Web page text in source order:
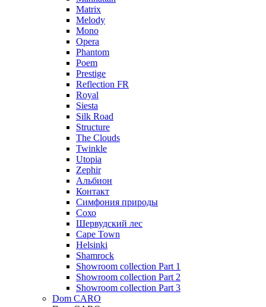
Matrix
Melody
Mono
Opera
Phantom
Poem
Prestige
Reflection FR
Royal
Siesta
Silk Road
Structure
The Clouds
Twinkle
Utopia
Zephir
Альбион
Контакт
Симфония природы
Сохо
Шервудский лес
Cape Town
Helsinki
Shamrock
Showroom collection Part 1
Showroom collection Part 2
Showroom collection Part 3
Dom CARO